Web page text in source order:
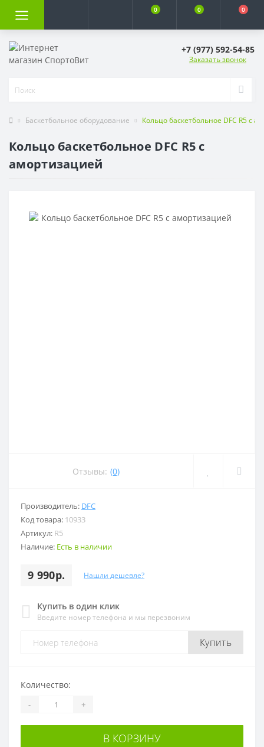
0 0 0
+7 (977) 592-54-85
Заказать звонок
Баскетбольное оборудование Кольцо баскетбольное DFC R5 с
Кольцо баскетбольное DFC R5 с
амортизацией
Отзывы: (0)
Производитель: DFC
Код товара: 10933
Артикул: R5
Наличие: Есть в наличии
9 990р. Нашли дешевле?
Купить в один клик
Введите номер телефона и мы перезвоним
Купить
Количество:
- +
В КОРЗИНУ